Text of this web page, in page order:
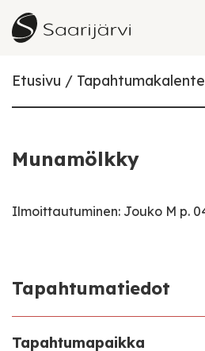
Skip to content
Etusivu
Munamölkky
Ilmoittautuminen: Jouko M p.
Tapahtumatiedot
Tapahtumapaikka